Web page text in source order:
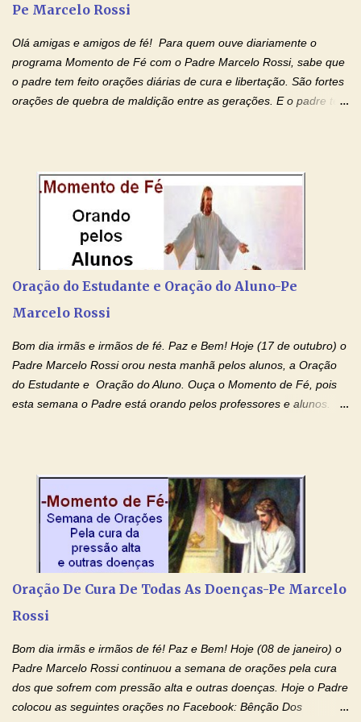
Pe Marcelo Rossi
Olá amigas e amigos de fé! Para quem ouve diariamente o
programa Momento de Fé com o Padre Marcelo Rossi, sabe que
o padre tem feito orações diárias de cura e libertação. São fortes
orações de quebra de maldição entre as gerações. E o padre tem
por estas valiosas orações. Tenham um lindo fim de semana na
paz de Jesus Cristo e no amor de Maria Santíssima. Adriana-
Devoção e Fé Clique para acessar: Facebook Padre Marcelo
Rossi Site Padre Marcelo Rossi (para ouvir o Momento de Fé)
Tocai, Cura! E Restaura! "Jesus, no poder de Seu Nome, peço
gerações, através de todas as raízes da minha árvore
genealógica. Que o Sangue de Jesus, purificador e vivificante,
Oração do Estudante e Oração do Aluno-Pe
Marcelo Rossi
Bom dia irmãs e irmãos de fé. Paz e Bem! Hoje (17 de outubro) o
Padre Marcelo Rossi orou nesta manhã pelos alunos, a Oração
do Estudante e Oração do Aluno. Ouça o Momento de Fé, pois
esta semana o Padre está orando pelos professores e alunos.
intelectualmente e espiritualmente para o dia da prova. Confie no
amor Ágape de Jesus e no amor materno de Nossa Senhora.
Fique com a paz de Jesus e o amor de Maria! Adriana-Devoção e
Fé Oração do Estudante I Senhor, eu sou estudante, e por sinal,
inteligente. Prova isto é o fato de eu estar aqui, conversando com
de estudar. Mas, como o Senhor sabe, a vida de estudante nem
sempre é fácil. A rotina cansa e o aprender exige uma série de
Oração De Cura De Todas As Doenças-Pe Marcelo
Rossi
Bom dia irmãs e irmãos de fé! Paz e Bem! Hoje (08 de janeiro) o
Padre Marcelo Rossi continuou a semana de orações pela cura
dos que sofrem com pressão alta e outras doenças. Hoje o Padre
colocou as seguintes orações no Facebook: Bênção Dos